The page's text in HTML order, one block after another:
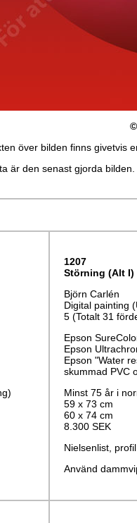
över bilden finns givetvis
är den senast gjorda
1207
Störning (Alt I)
Björn Carlén
Digital painting
5 (Totalt 31
Epson
Epson
Epson "Water
skummad PVC
Minst 75 år i
59 x 73 cm
60 x 74 cm
8.300 SEK
Nielsenlist,
Använd